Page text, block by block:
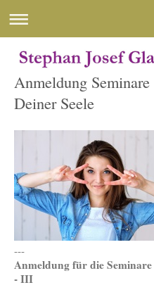
Anmeldung
Deiner Seele
---
Anmeldung für die
- III